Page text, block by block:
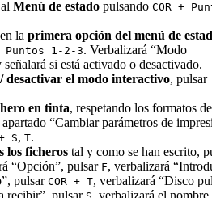
Menú de estado pulsando COR +
la primera opción del menú de
Puntos 1-2-3. Verbalizará “Modo
si está activado o desactivado.
desactivar el modo interactivo, pulsar
en tinta, respetando los formatos de
“Cambiar parámetros de
S, T.
los ficheros tal y como se han escrito,
“Opción”, pulsar F, verbalizará
pulsar COR + T, verbalizará “Disco